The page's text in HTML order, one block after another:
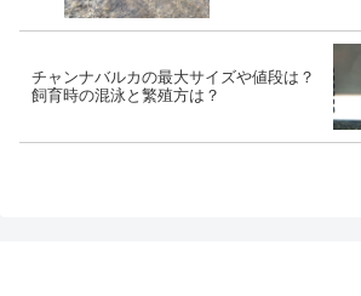
チャンナバルカの最大サイズや値段は？
飼育時の混泳と繁殖方は？